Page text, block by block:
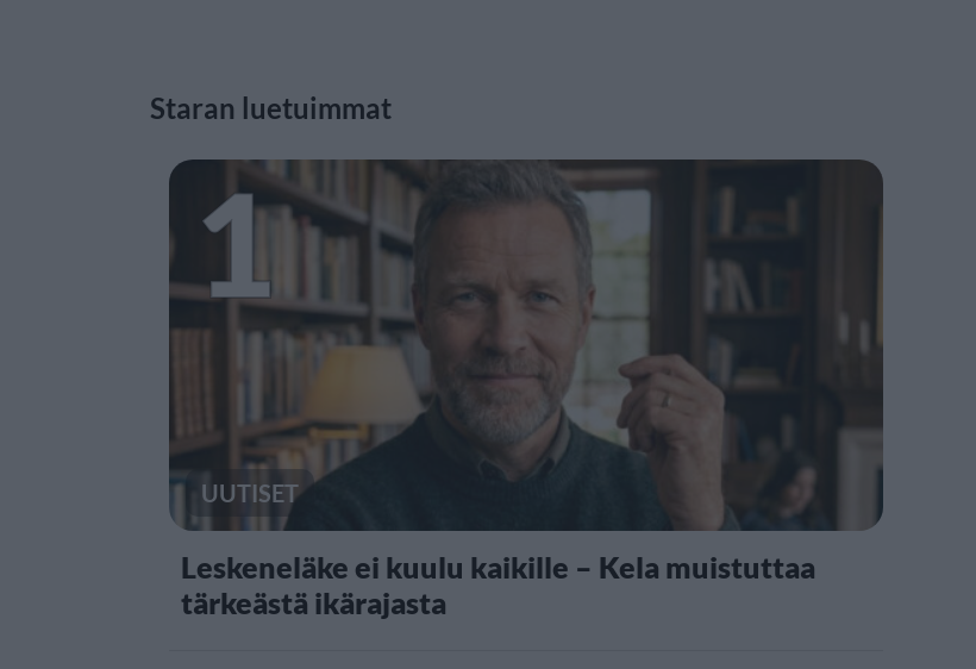
Staran luetuimmat
1
UUTISET
Leskeneläke ei kuulu kaikille – Kela muistuttaa
tärkeästä ikärajasta